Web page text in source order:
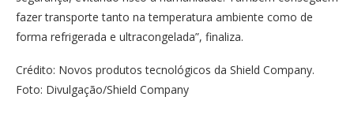
fazer transporte tanto na temperatura ambiente como de
forma refrigerada e ultracongelada”, finaliza.
Crédito: Novos produtos tecnológicos da Shield Company.
Foto: Divulgação/Shield Company